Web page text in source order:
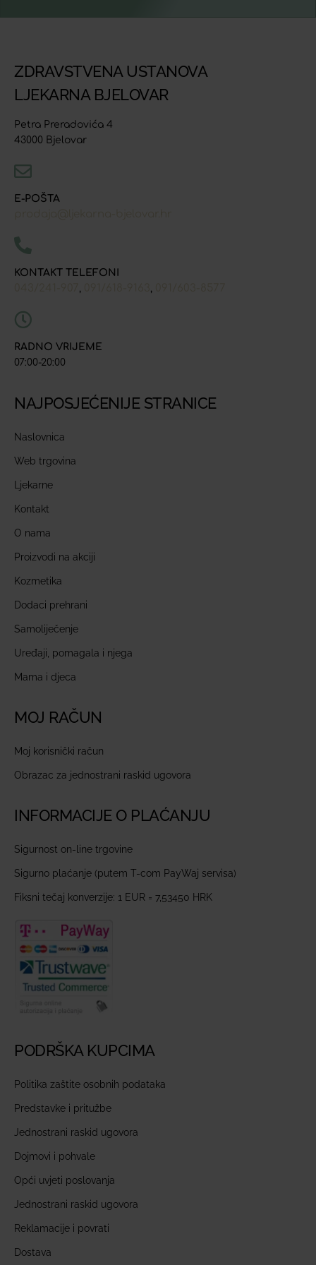
ZDRAVSTVENA USTANOVA
LJEKARNA BJELOVAR
Petra Preradovića 4
43000 Bjelovar
E-POŠTA
KONTAKT TELEFONI
RADNO VRIJEME
07:00-20:00
NAJPOSJEĆENIJE STRANICE
Naslovnica
Web trgovina
Ljekarne
Kontakt
O nama
Proizvodi na akciji
Kozmetika
Dodaci prehrani
Samoliječenje
Uređaji, pomagala i njega
Mama i djeca
MOJ RAČUN
Moj korisnički račun
Obrazac za jednostrani raskid ugovora
INFORMACIJE O PLAĆANJU
Sigurnost on-line trgovine
Sigurno plaćanje (putem T-com PayWaj servisa)
Fiksni tečaj konverzije: 1 EUR = 7,53450 HRK
PODRŠKA KUPCIMA
Politika zaštite osobnih podataka
Predstavke i pritužbe
Jednostrani raskid ugovora
Dojmovi i pohvale
Opći uvjeti poslovanja
Jednostrani raskid ugovora
Reklamacije i povrati
Dostava